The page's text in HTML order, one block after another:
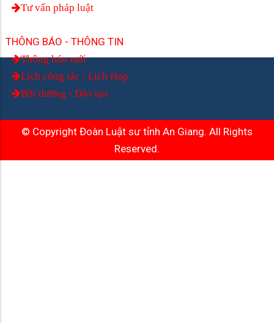
Tư vấn pháp luật
THÔNG BÁO - THÔNG TIN
Thông báo mới
Lịch công tác - Lịch Họp
Bồi dưỡng - Đào tạo
© Copyright Đoàn Luật sư tỉnh An Giang. All Rights
Reserved.